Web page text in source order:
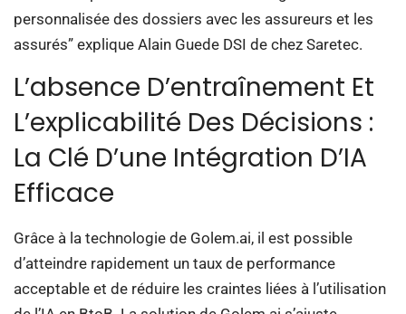
personnalisée des dossiers avec les assureurs et les
assurés” explique Alain Guede DSI de chez Saretec.
L’absence D’entraînement Et
L’explicabilité Des Décisions :
La Clé D’une Intégration D’IA
Efficace
Grâce à la technologie de Golem.ai, il est possible
d’atteindre rapidement un taux de performance
acceptable et de réduire les craintes liées à l’utilisation